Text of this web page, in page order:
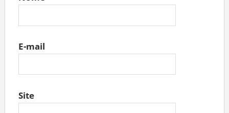
E-mail
Site